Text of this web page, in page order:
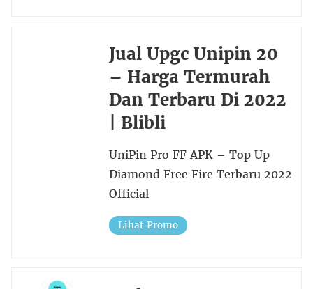
Jual Upgc Unipin 20
– Harga Termurah
Dan Terbaru Di 2022
| Blibli
UniPin Pro FF APK – Top Up
Diamond Free Fire Terbaru 2022
Official
Lihat Promo